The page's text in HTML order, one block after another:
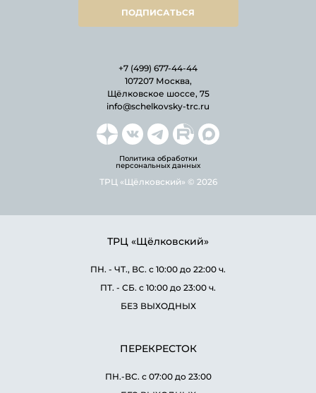
ПОДПИСАТЬСЯ
+7 (499) 677-44-44
107207 Москва,
Щёлковское шоссе, 75
info@schelkovsky-trc.ru
Политика обработки
персональных данных
ТРЦ «Щёлковский» © 2026
ТРЦ «Щёлковский»
ПН. - ЧТ., ВС. с 10:00 до 22:00 ч.
ПТ. - СБ. с 10:00 до 23:00 ч.
БЕЗ ВЫХОДНЫХ
ПЕРЕКРЕСТОК
ПН.-ВС. с 07:00 до 23:00